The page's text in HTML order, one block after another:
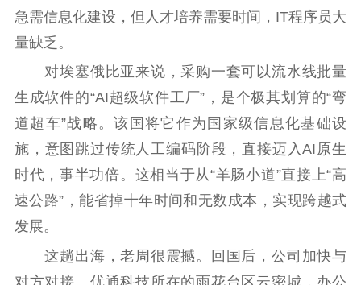
急需信息化建设，但人才培养需要时间，IT程序员大
量缺乏。
对埃塞俄比亚来说，采购一套可以流水线批量
生成软件的“AI超级软件工厂”，是个极其划算的“弯
道超车”战略。该国将它作为国家级信息化基础设
施，意图跳过传统人工编码阶段，直接迈入AI原生
时代，事半功倍。这相当于从“羊肠小道”直接上“高
速公路”，能省掉十年时间和无数成本，实现跨越式
发展。
这趟出海，老周很震撼。回国后，公司加快与
对方对接。优通科技所在的雨花台区云密城，办公